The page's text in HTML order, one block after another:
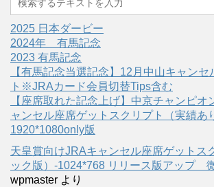
2025 日本ダービー
2024年 有馬記念
2023 有馬記念
【有馬記念当選記念】12月中山キャン
ト※JRAカード会員切替Tips含む
【座席取れた記念上げ】中京チャンピオ
ャンセル座席ゲットスクリプト（実績あ
1920*1080only版
天皇賞向けJRAキャンセル座席ゲットス
ック版）-1024*768 リリース版アップ
wpmaster より